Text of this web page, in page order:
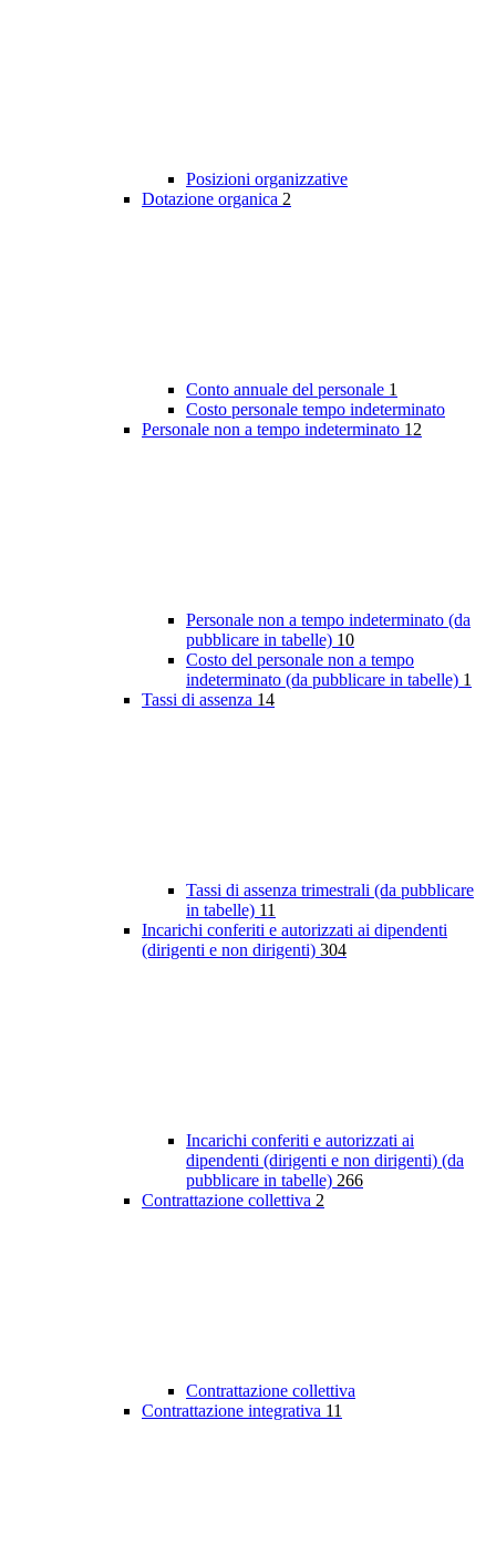
Posizioni organizzative
Dotazione organica 2
Conto annuale del personale 1
Costo personale tempo indeterminato
Personale non a tempo indeterminato 12
Personale non a tempo indeterminato (da
pubblicare in tabelle) 10
Costo del personale non a tempo
indeterminato (da pubblicare in tabelle) 1
Tassi di assenza 14
Tassi di assenza trimestrali (da pubblicare
in tabelle) 11
Incarichi conferiti e autorizzati ai dipendenti
(dirigenti e non dirigenti) 304
Incarichi conferiti e autorizzati ai
dipendenti (dirigenti e non dirigenti) (da
pubblicare in tabelle) 266
Contrattazione collettiva 2
Contrattazione collettiva
Contrattazione integrativa 11